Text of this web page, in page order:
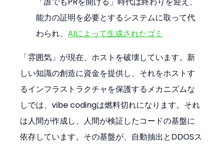
能力の証明を必要とするシステムに取って代
わられ、AIによって生成されたゴミ
「雰囲気」が現在、ホストを破壊しています。新
しい知識の創造に資金を提供し、それをホストす
るインフラストラクチャを保護するメカニズムな
しでは、vibe codingは燃料切れになります。それ
は人間が作成し、人間が検証したコードの基盤に
依存しています。その基盤が、自動抽出とDDOSス